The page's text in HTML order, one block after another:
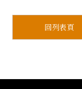
回列表頁